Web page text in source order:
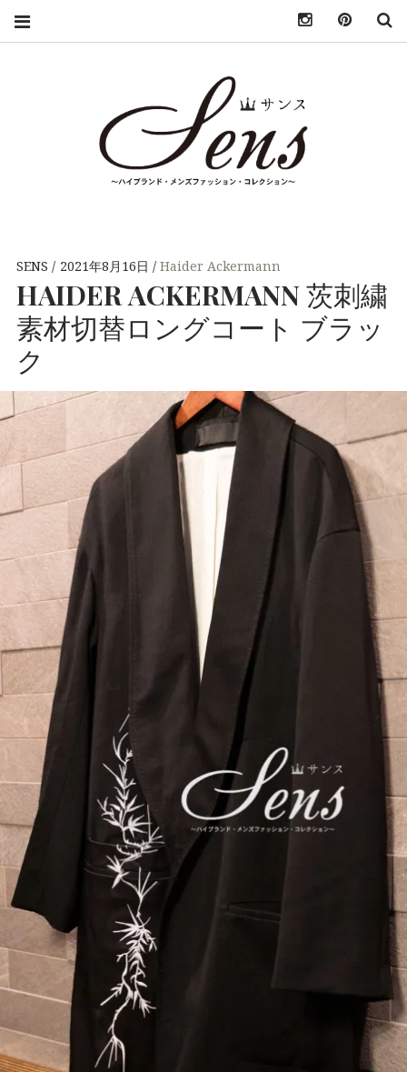
ス）〜
MENS
HIGH
FASHION
BRAND
COLLECTI
ON（ハイブ
ランド・メ
ンズファッ
ション・コ
レクショ
ン）〜
COLLECTION（ハ
ファッション・コレ
クション）
SENS 2021年8月16日 Haider Ackermann
HAIDER ACKERMANN 茨刺繍
素材切替ロングコート ブラッ
ク
INSTAGRAM